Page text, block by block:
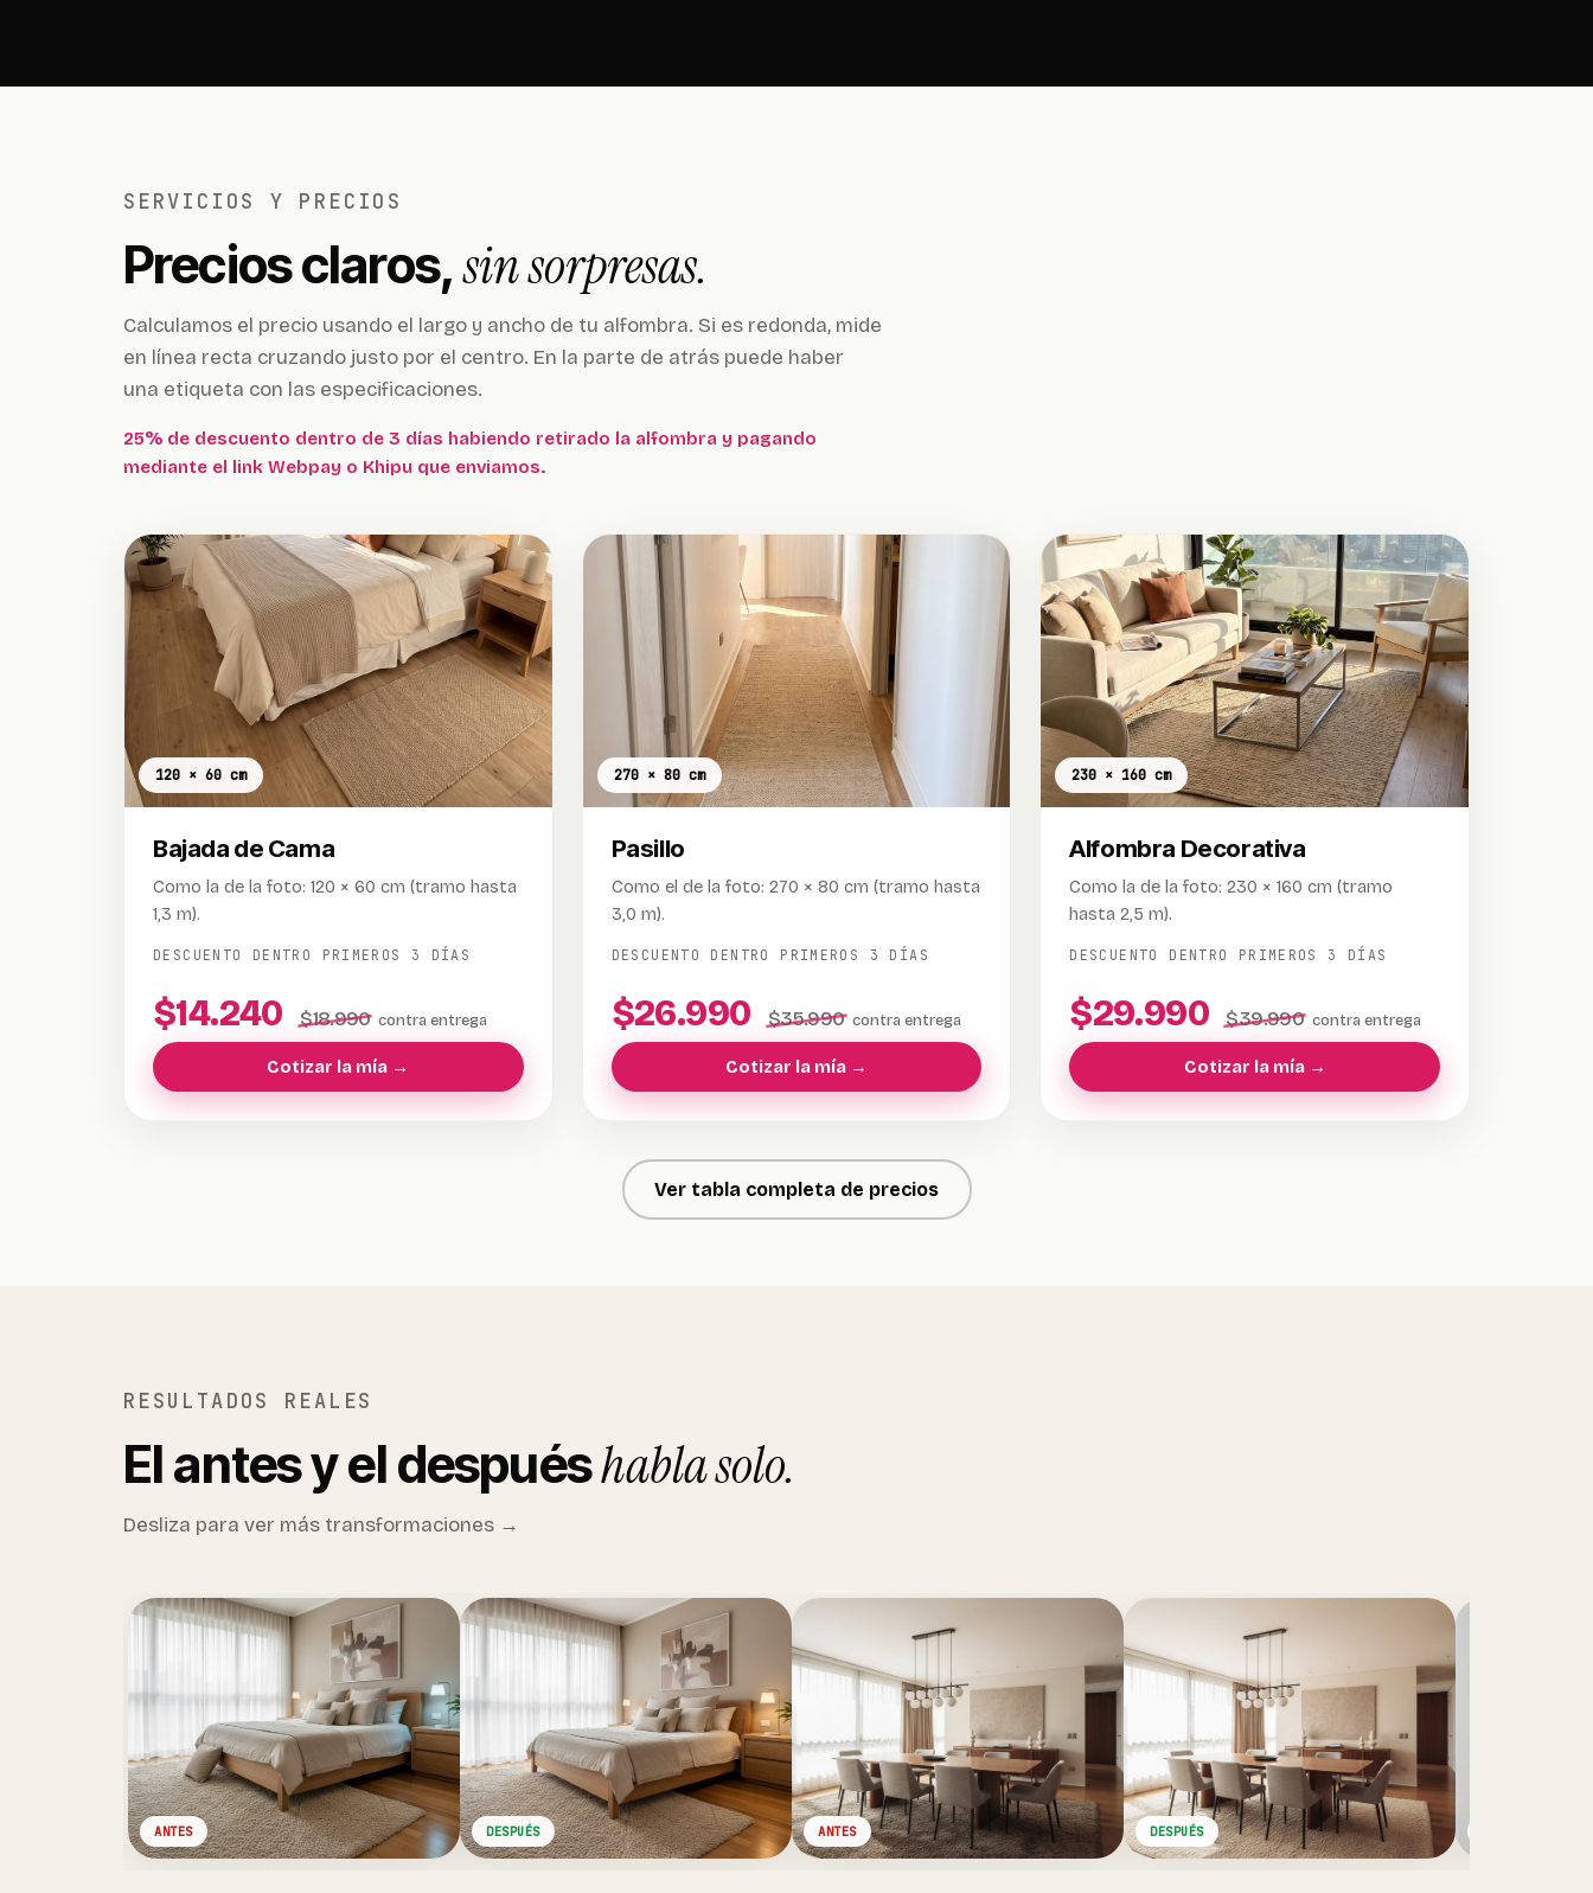
SERVICIOS Y PRECIOS
Precios claros,sin sorpresas.
Calculamos el precio usando el largo y ancho de tu alfombra. Si es redonda, mide
en línea recta cruzando justo por el centro. En la parte de atrás puede haber
una etiqueta con las especificaciones.
25% de descuento dentro de 3 días habiendo retirado la alfombra y pagando
mediante el link Webpay o Khipu que enviamos.
120 × 60 cm
Bajada de Cama
Como la de la foto: 120 × 60 cm (tramo hasta
1,3 m).
DESCUENTO DENTRO PRIMEROS 3 DÍAS
$14.240 $18.990 contra entrega
Cotizar la mía →
270 × 80 cm
Pasillo
Como el de la foto: 270 × 80 cm (tramo hasta
3,0 m).
DESCUENTO DENTRO PRIMEROS 3 DÍAS
$26.990 $35.990 contra entrega
Cotizar la mía →
230 × 160 cm
Alfombra Decorativa
Como la de la foto: 230 × 160 cm (tramo
hasta 2,5 m).
DESCUENTO DENTRO PRIMEROS 3 DÍAS
$29.990 $39.990 contra entrega
Cotizar la mía →
Ver tabla completa de precios
RESULTADOS REALES
El antes y el despuéshabla solo.
Desliza para ver más transformaciones →
ANTES DESPUÉS ANTES DESPUÉS